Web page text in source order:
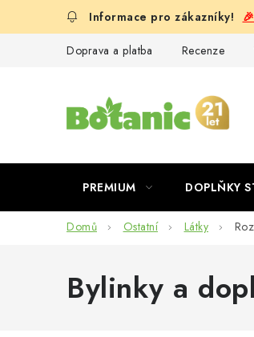
Doprava a platba Recenze
PREMIUM DOPLŇKY
Domů Ostatní Látky
Bylinky a